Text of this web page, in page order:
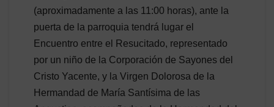
(aproximadamente a las 11:00 horas), ante la
puerta de la parroquia tendrá lugar el
Encuentro entre el Resucitado, representado
por un niño de la Corporación de Sayones del
Cristo Yacente, y la Virgen Dolorosa de la
Hermandad de María Santísima de las